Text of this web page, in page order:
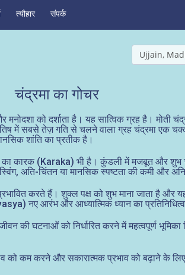
त्यौहार संपर्क
Ujjain,
चंद्रमा का गोचर
को दर्शाता है। यह सात्विक ग्रह है। मोती
में सबसे तेज़ गति से चलने वाला ग्रह चंद्रमा एक
शांति का प्रतीक है।
कारक (Karaka) भी है। कुंडली में मजबूत और शुभ
अति-चिंतन या मानसिक स्पष्टता की कमी और
करते हैं। शुक्ल पक्ष को शुभ माना जाता है और यह
नए आरंभ और आध्यात्मिक ध्यान का
की घटनाओं को निर्धारित करने में महत्वपूर्ण
को कम करने और सकारात्मक प्रभाव को बढ़ाने के